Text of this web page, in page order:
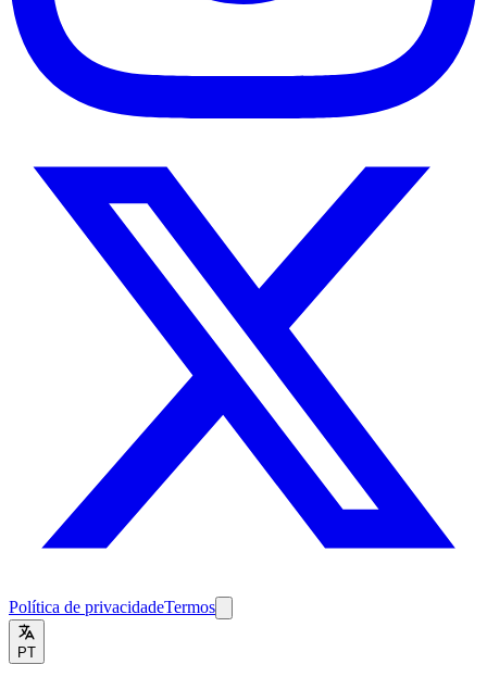
Política de privacidadeTermos
PT